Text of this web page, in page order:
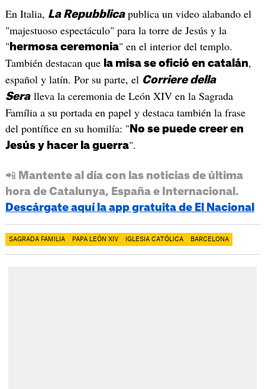
En Italia, La Repubblicapublica un video alabando el
"majestuoso espectáculo" para la torre de Jesús y la
" hermosa ceremonia" en el interior del templo.
También destacan que la misa se ofició en catalán,
español y latín. Por su parte, el Corriere della
Seralleva la ceremonia de León XIV en la Sagrada
Família a su portada en papel y destaca también la frase
del pontífice en su homilía: " No se puede creer en
Jesús y hacer la guerra".
📲 Mantente al día con las noticias de última
hora de Catalunya, España e Internacional.
Descárgate aquí la app gratuita de El Nacional
SAGRADA FAMILIA PAPA LEÓN XIV IGLESIA CATÓLICA BARCELONA